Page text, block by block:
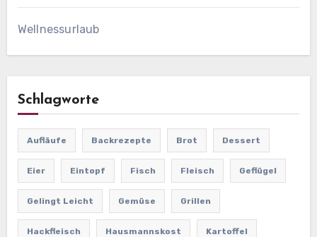
Wellnessurlaub
Schlagworte
Aufläufe Backrezepte Brot Dessert
Eier Eintopf Fisch Fleisch Geflügel
Gelingt Leicht Gemüse Grillen
Hackfleisch Hausmannskost Kartoffel